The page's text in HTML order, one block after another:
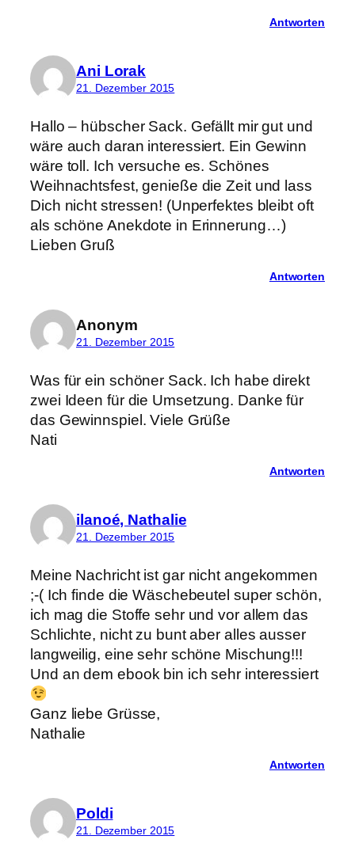
Antworten
Ani Lorak
21. Dezember 2015
Hallo – hübscher Sack. Gefällt mir gut und
wäre auch daran interessiert. Ein Gewinn
wäre toll. Ich versuche es. Schönes
Weihnachtsfest, genieße die Zeit und lass
Dich nicht stressen! (Unperfektes bleibt oft
als schöne Anekdote in Erinnerung…)
Lieben Gruß
Antworten
Anonym
21. Dezember 2015
Was für ein schöner Sack. Ich habe direkt
zwei Ideen für die Umsetzung. Danke für
das Gewinnspiel. Viele Grüße
Nati
Antworten
ilanoé, Nathalie
21. Dezember 2015
Meine Nachricht ist gar nicht angekommen
;-( Ich finde die Wäschebeutel super schön,
ich mag die Stoffe sehr und vor allem das
Schlichte, nicht zu bunt aber alles ausser
langweilig, eine sehr schöne Mischung!!!
Und an dem ebook bin ich sehr interessiert
Ganz liebe Grüsse,
Nathalie
Antworten
Poldi
21. Dezember 2015